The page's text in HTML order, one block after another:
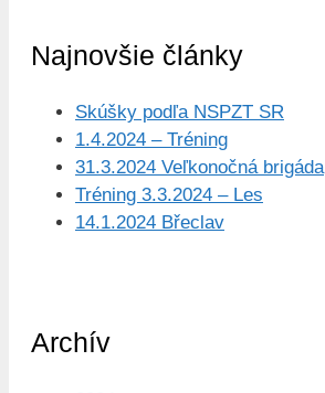
Najnovšie články
Skúšky podľa NSPZT SR
1.4.2024 – Tréning
31.3.2024 Veľkonočná brigáda
Tréning 3.3.2024 – Les
14.1.2024 Břeclav
Archív